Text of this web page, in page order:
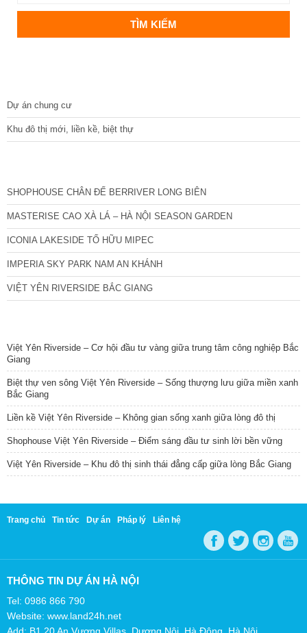
Dự án chung cư
Khu đô thị mới, liền kề, biệt thự
SHOPHOUSE CHÂN ĐẾ BERRIVER LONG BIÊN
MASTERISE CAO XÀ LÁ – HÀ NỘI SEASON GARDEN
ICONIA LAKESIDE TỐ HỮU MIPEC
IMPERIA SKY PARK NAM AN KHÁNH
VIỆT YÊN RIVERSIDE BẮC GIANG
Việt Yên Riverside – Cơ hội đầu tư vàng giữa trung tâm công nghiệp Bắc
Giang
Biệt thự ven sông Việt Yên Riverside – Sống thượng lưu giữa miền xanh
Bắc Giang
Liền kề Việt Yên Riverside – Không gian sống xanh giữa lòng đô thị
Shophouse Việt Yên Riverside – Điểm sáng đầu tư sinh lời bền vững
Việt Yên Riverside – Khu đô thị sinh thái đẳng cấp giữa lòng Bắc Giang
Trang chủ Tin tức Dự án Pháp lý Liên hệ
THÔNG TIN DỰ ÁN HÀ NỘI
Tel: 0986 866 790
Website: www.land24h.net